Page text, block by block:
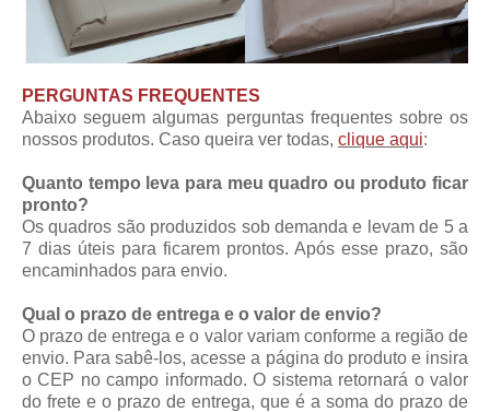
PERGUNTAS FREQUENTES
Abaixo seguem algumas perguntas frequentes sobre os
nossos produtos. Caso queira ver todas, clique aqui:
Quanto tempo leva para meu quadro ou produto ficar
pronto?
Os quadros são produzidos sob demanda e levam de 5 a
7 dias úteis para ficarem prontos. Após esse prazo, são
encaminhados para envio.
Qual o prazo de entrega e o valor de envio?
O prazo de entrega e o valor variam conforme a região de
envio. Para sabê-los, acesse a página do produto e insira
o CEP no campo informado. O sistema retornará o valor
do frete e o prazo de entrega, que é a soma do prazo de